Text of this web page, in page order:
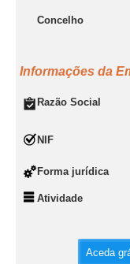
Concelho
Informações da
Razão Social
NIF
Forma jurídica
Atividade
Aceda